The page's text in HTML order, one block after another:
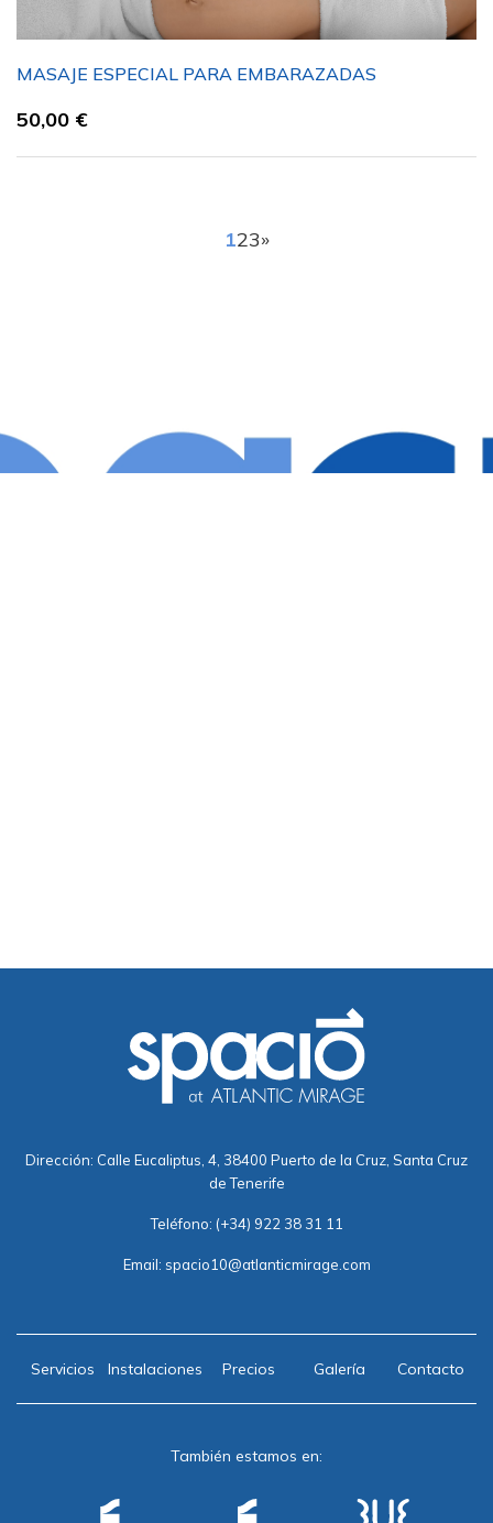
MASAJE ESPECIAL PARA EMBARAZADAS
50,00 €
123»
Dirección: Calle Eucaliptus, 4, 38400 Puerto de la Cruz, Santa Cruz
de Tenerife
Teléfono: (+34) 922 38 31 11
Email: spacio10@atlanticmirage.com
Servicios Instalaciones Precios Galería Contacto
También estamos en: